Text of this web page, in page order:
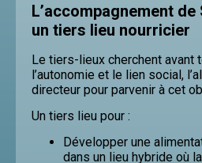
L’accompagnement
un tiers lieu nourricier
Le tiers-lieux cherchent avant
l’autonomie et le lien social,
directeur pour parvenir à cet
Un tiers lieu pour :
Développer une
dans un lieu hybride où